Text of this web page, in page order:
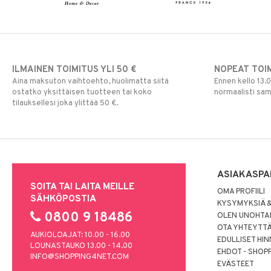
ILMAINEN TOIMITUS YLI 50 €
Aina maksuton vaihtoehto, huolimatta siitä
ostatko yksittäisen tuotteen tai koko
tilauksellesi joka ylittää 50 €.
NOPEAT
Ennen kello
normaalisti
SOITA TAI LAITA MEILLE
SÄHKÖPOSTIA
0800 9 18486
AUKIOLOAJAT: 10.00 - 16.00
LOUNASTAUKO 13.00 - 14.00
INFO@SHOPPING4NET.COM
OMA PROFIILI
KYSYMYKSIÄ
OLEN
OTA
EDULLISET
EHDOT -
EVÄSTEET